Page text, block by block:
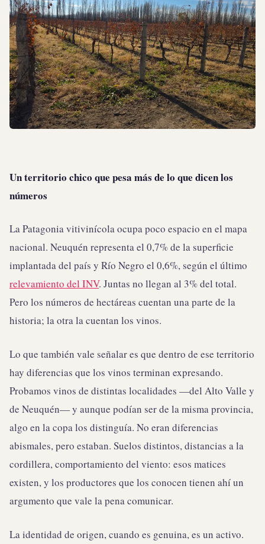
Un territorio chico que pesa más de lo que dicen los
números
La Patagonia vitivinícola ocupa poco espacio en el mapa
nacional. Neuquén representa el 0,7% de la superficie
implantada del país y Río Negro el 0,6%, según el último
relevamiento del INV. Juntas no llegan al 3% del total.
Pero los números de hectáreas cuentan una parte de la
historia; la otra la cuentan los vinos.
Lo que también vale señalar es que dentro de ese territorio
hay diferencias que los vinos terminan expresando.
Probamos vinos de distintas localidades —del Alto Valle y
de Neuquén— y aunque podían ser de la misma provincia,
algo en la copa los distinguía. No eran diferencias
abismales, pero estaban. Suelos distintos, distancias a la
cordillera, comportamiento del viento: esos matices
existen, y los productores que los conocen tienen ahí un
argumento que vale la pena comunicar.
La identidad de origen, cuando es genuina, es un activo.